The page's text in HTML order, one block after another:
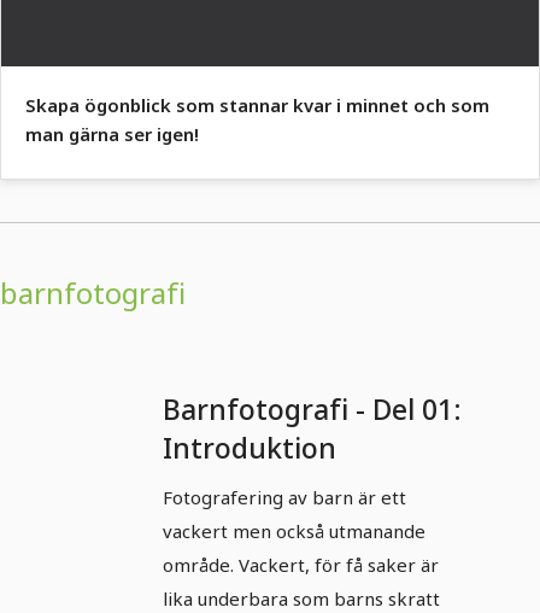
Skapa ögonblick som stannar kvar i minnet och som
man gärna ser igen!
barnfotografi
Barnfotografi - Del 01:
Introduktion
Fotografering av barn är ett
vackert men också utmanande
område. Vackert, för få saker är
lika underbara som barns skratt